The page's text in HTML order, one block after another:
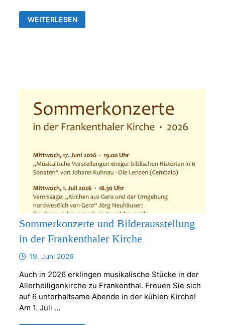
AUSSTELLUNG
VON
WEITERLESEN
Sommerkonzerte und Bilderausstellung
in der Frankenthaler Kirche
19. Juni 2026
Auch in 2026 erklingen musikalische Stücke in der
Allerheiligenkirche zu Frankenthal. Freuen Sie sich
auf 6 unterhaltsame Abende in der kühlen Kirche!
Am 1. Juli …